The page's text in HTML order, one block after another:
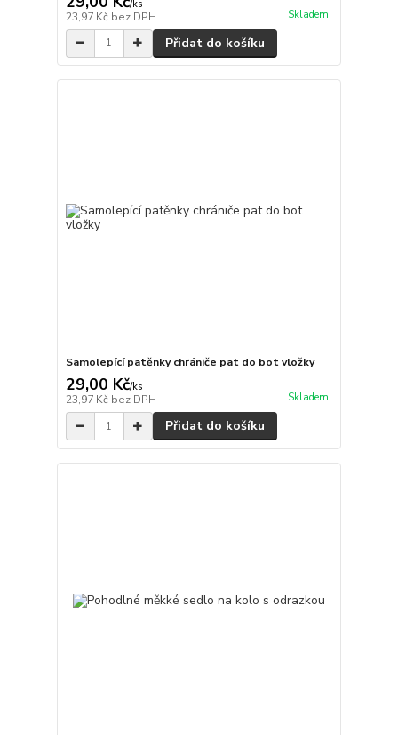
/ks
23,97 Kč bez DPH Skladem
Přidat do košíku
Samolepící patěnky chrániče pat do bot vložky
29,00 Kč/ks
23,97 Kč bez DPH Skladem
Přidat do košíku